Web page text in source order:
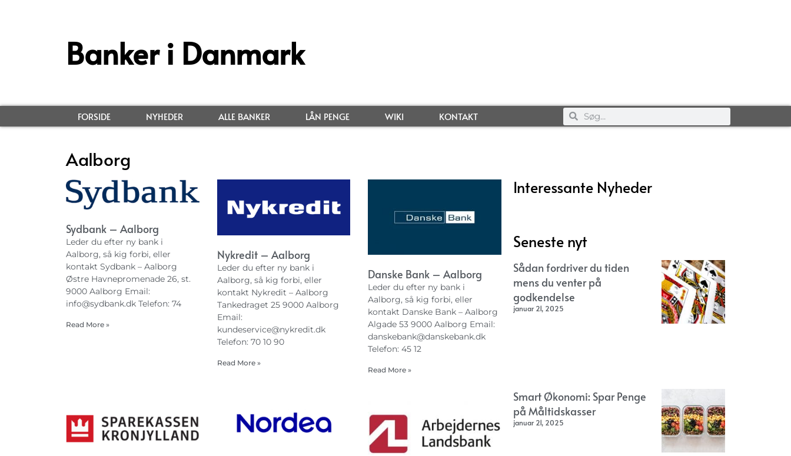
Banker i Danmark
FORSIDE NYHEDER ALLE BANKER LÅN PENGE WIKI KONTAKT
Aalborg
Sydbank – Aalborg
Leder du efter ny bank i
Aalborg, så kig forbi, eller
kontakt Sydbank – Aalborg
Østre Havnepromenade 26, st.
9000 Aalborg Email:
info@sydbank.dk Telefon: 74
Read More »
Nykredit – Aalborg
Leder du efter ny bank i
Aalborg, så kig forbi, eller
kontakt Nykredit – Aalborg
Tankedraget 25 9000 Aalborg
Email:
kundeservice@nykredit.dk
Telefon: 70 10 90
Read More »
Danske Bank – Aalborg
Leder du efter ny bank i
Aalborg, så kig forbi, eller
kontakt Danske Bank – Aalborg
Algade 53 9000 Aalborg Email:
danskebank@danskebank.dk
Telefon: 45 12
Read More »
Interessante Nyheder
Seneste nyt
Sådan fordriver du tiden
mens du venter på
godkendelse
januar 21, 2025
Smart Økonomi: Spar Penge
på Måltidskasser
januar 21, 2025